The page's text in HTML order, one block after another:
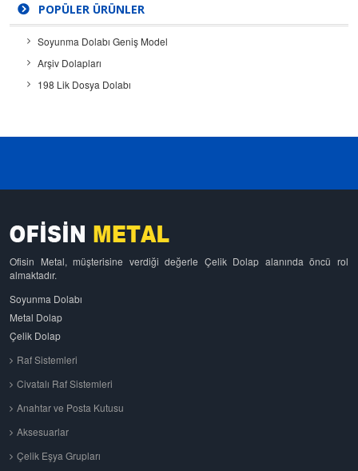
POPÜLER ÜRÜNLER
Soyunma Dolabı Geniş Model
Arşiv Dolapları
198 Lik Dosya Dolabı
Ofisin Metal, müşterisine verdiği değerle Çelik Dolap alanında öncü rol
almaktadır.
Soyunma Dolabı
Metal Dolap
Çelik Dolap
Raf Sistemleri
Civatalı Raf Sistemleri
Anahtar ve Posta Kutusu
Aksesuarlar
Çelik Eşya Grupları